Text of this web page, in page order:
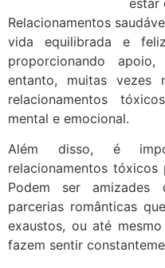
Relacionamentos
vida equilibrada e
proporcionando
entanto, muitas vezes
relacionamentos
mental e emocional.
Além disso, é
relacionamentos tóxicos
Podem ser amizades
parcerias românticas
exaustos, ou até
fazem sentir